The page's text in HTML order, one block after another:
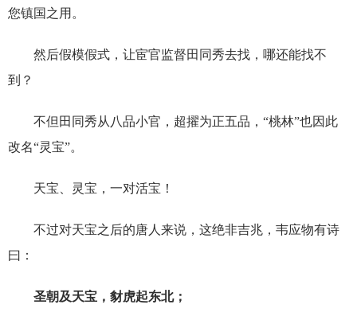
您镇国之用。
然后假模假式，让宦官监督田同秀去找，哪还能找不
到？
不但田同秀从八品小官，超擢为正五品，“桃林”也因此
改名“灵宝”。
天宝、灵宝，一对活宝！
不过对天宝之后的唐人来说，这绝非吉兆，韦应物有诗
曰：
圣朝及天宝，豺虎起东北；